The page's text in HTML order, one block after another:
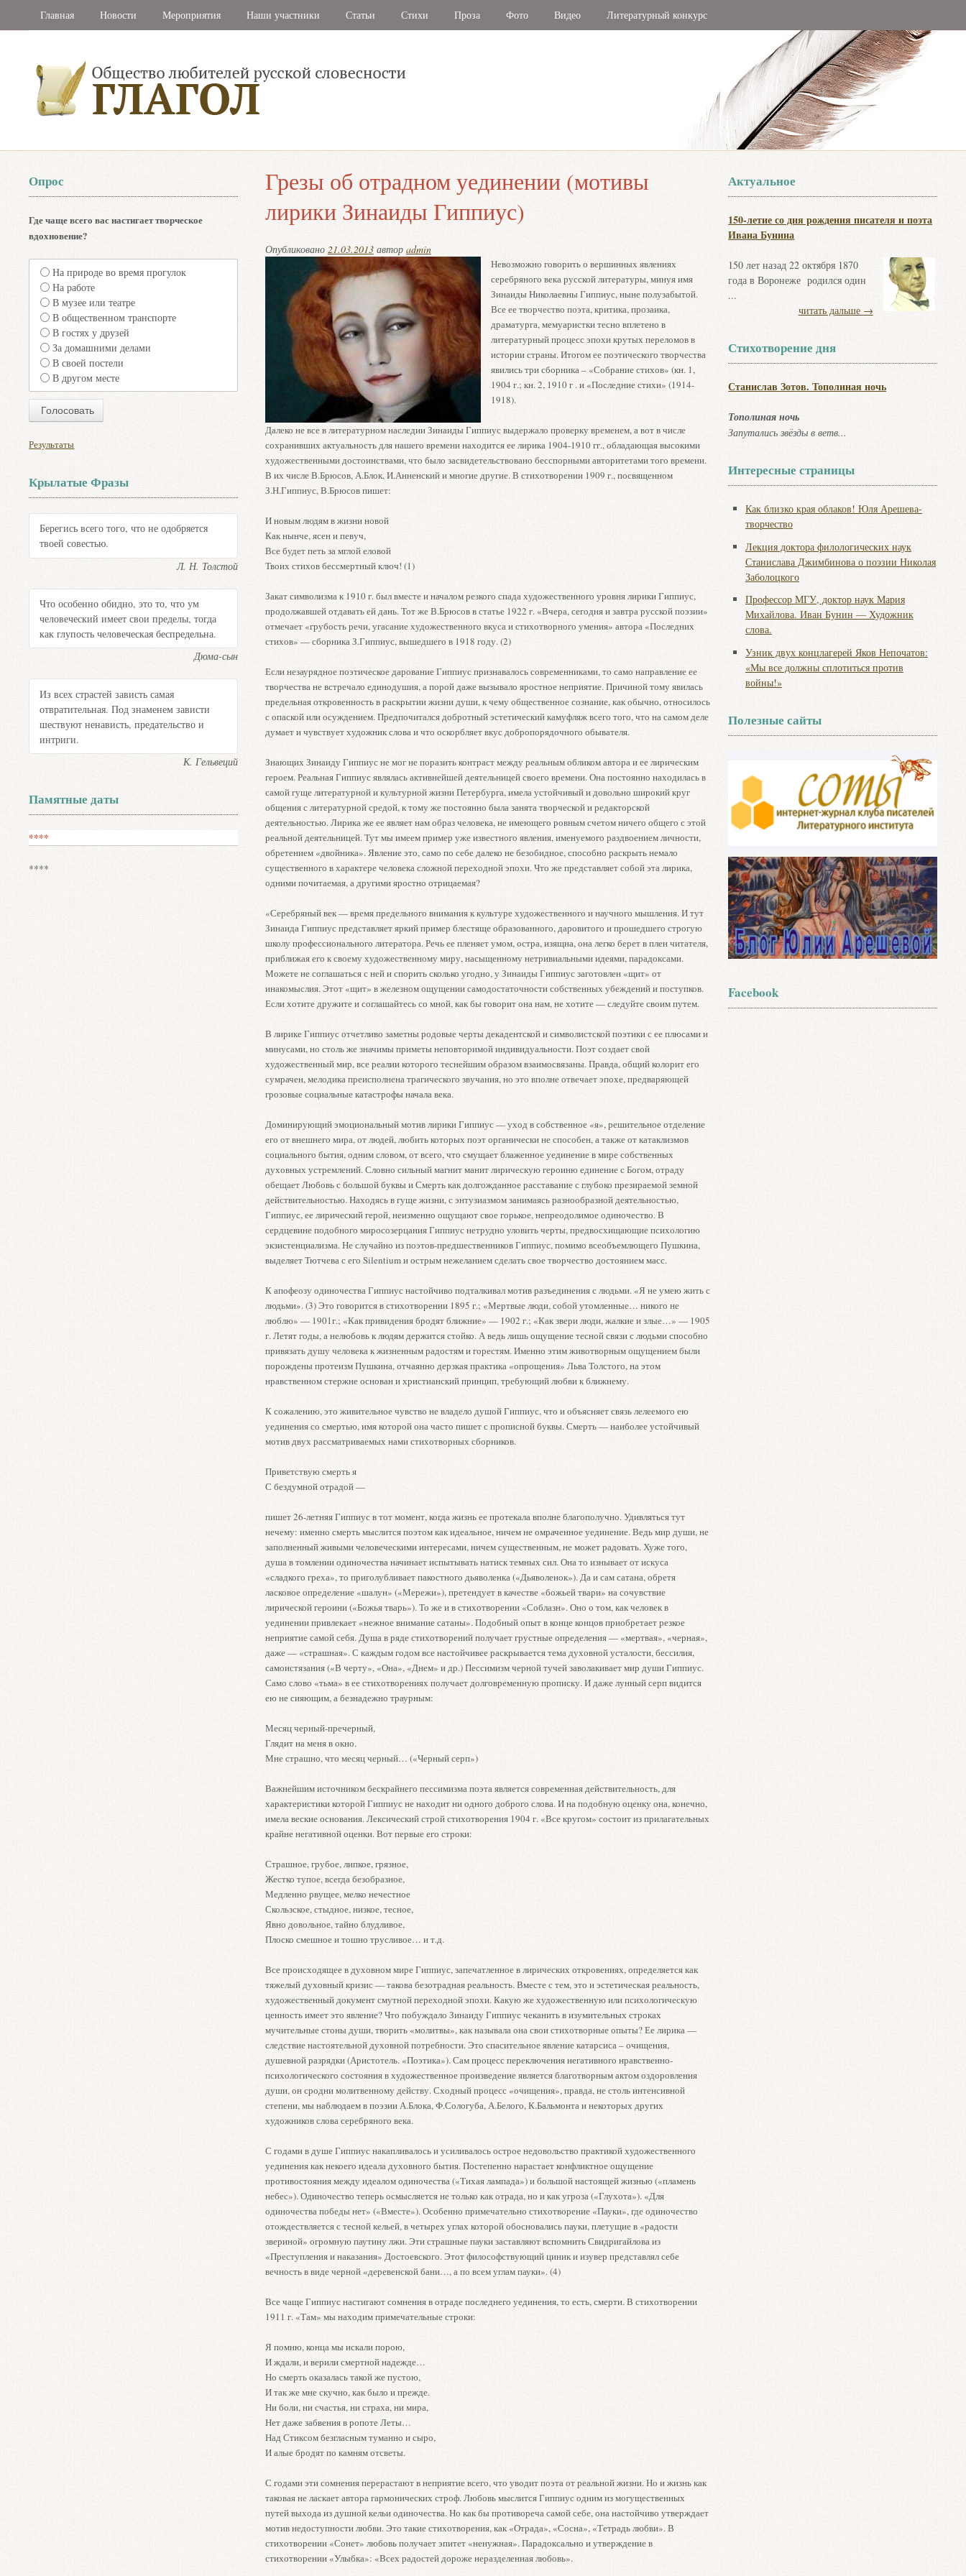
Главная Новости Мероприятия Наши участники Статьи Стихи Проза Фото Видео Литературный конкурс
Грезы об отрадном уединении (мотивы
лирики Зинаиды Гиппиус)
Опубликовано 21.03.2013автор admin
Невозможно говорить о вершинных явлениях
серебряного века русской литературы, минуя имя
Зинаиды Николаевны Гиппиус, ныне полузабытой.
Все ее творчество поэта, критика, прозаика,
драматурга, мемуаристки тесно вплетено в
литературный процесс эпохи крутых переломов в
истории страны. Итогом ее поэтического творчества
явились три сборника – «Собрание стихов» (кн. 1,
1904 г.; кн. 2, 1910 г . и «Последние стихи» (1914-
1918).
Далеко не все в литературном наследии Зинаиды Гиппиус выдержало проверку временем, а вот в числе
сохранивших актуальность для нашего времени находится ее лирика 1904-1910 гг., обладающая высокими
художественными достоинствами, что было засвидетельствовано бесспорными авторитетами того времени.
В их числе В.Брюсов, А.Блок, И.Анненский и многие другие. В стихотворении 1909 г., посвященном
З.Н.Гиппиус, В.Брюсов пишет:
И новым людям в жизни новой
Как нынче, ясен и певуч,
Все будет петь за мглой еловой
Твоих стихов бессмертный ключ! (1)
Закат символизма к 1910 г. был вместе и началом резкого спада художественного уровня лирики Гиппиус,
продолжавшей отдавать ей дань. Тот же В.Брюсов в статье 1922 г. «Вчера, сегодня и завтра русской поэзии»
отмечает «грубость речи, угасание художественного вкуса и стихотворного умения» автора «Последних
стихов» — сборника З.Гиппиус, вышедшего в 1918 году. (2)
Если незаурядное поэтическое дарование Гиппиус признавалось современниками, то само направление ее
творчества не встречало единодушия, а порой даже вызывало яростное неприятие. Причиной тому явилась
предельная откровенность в раскрытии жизни души, к чему общественное сознание, как обычно, относилось
с опаской или осуждением. Предпочитался добротный эстетический камуфляж всего того, что на самом деле
думает и чувствует художник слова и что оскорбляет вкус добропорядочного обывателя.
Знающих Зинаиду Гиппиус не мог не поразить контраст между реальным обликом автора и ее лирическим
героем. Реальная Гиппиус являлась активнейшей деятельницей своего времени. Она постоянно находилась в
самой гуще литературной и культурной жизни Петербурга, имела устойчивый и довольно широкий круг
общения с литературной средой, к тому же постоянно была занята творческой и редакторской
деятельностью. Лирика же ее являет нам образ человека, не имеющего ровным счетом ничего общего с этой
реальной деятельницей. Тут мы имеем пример уже известного явления, именуемого раздвоением личности,
обретением «двойника». Явление это, само по себе далеко не безобидное, способно раскрыть немало
существенного в характере человека сложной переходной эпохи. Что же представляет собой эта лирика,
одними почитаемая, а другими яростно отрицаемая?
«Серебряный век — время предельного внимания к культуре художественного и научного мышления. И тут
Зинаида Гиппиус представляет яркий пример блестяще образованного, даровитого и прошедшего строгую
школу профессионального литератора. Речь ее пленяет умом, остра, изящна, она легко берет в плен читателя,
приближая его к своему художественному миру, насыщенному нетривиальными идеями, парадоксами.
Можете не соглашаться с ней и спорить сколько угодно, у Зинаиды Гиппиус заготовлен «щит» от
инакомыслия. Этот «щит» в железном ощущении самодостаточности собственных убеждений и поступков.
Если хотите дружите и соглашайтесь со мной, как бы говорит она нам, не хотите — следуйте своим путем.
В лирике Гиппиус отчетливо заметны родовые черты декадентской и символистской поэтики с ее плюсами и
минусами, но столь же значимы приметы неповторимой индивидуальности. Поэт создает свой
художественный мир, все реалии которого теснейшим образом взаимосвязаны. Правда, общий колорит его
сумрачен, мелодика преисполнена трагического звучания, но это вполне отвечает эпохе, предваряющей
грозовые социальные катастрофы начала века.
Доминирующий эмоциональный мотив лирики Гиппиус — уход в собственное «я», решительное отделение
его от внешнего мира, от людей, любить которых поэт органически не способен, а также от катаклизмов
социального бытия, одним словом, от всего, что смущает блаженное уединение в мире собственных
духовных устремлений. Словно сильный магнит манит лирическую героиню единение с Богом, отраду
обещает Любовь с большой буквы и Смерть как долгожданное расставание с глубоко презираемой земной
действительностью. Находясь в гуще жизни, с энтузиазмом занимаясь разнообразной деятельностью,
Гиппиус, ее лирический герой, неизменно ощущают свое горькое, непреодолимое одиночество. В
сердцевине подобного миросозерцания Гиппиус нетрудно уловить черты, предвосхищающие психологию
экзистенциализма. Не случайно из поэтов-предшественников Гиппиус, помимо всеобъемлющего Пушкина,
выделяет Тютчева с его Silentium и острым нежеланием сделать свое творчество достоянием масс.
К апофеозу одиночества Гиппиус настойчиво подталкивал мотив разъединения с людьми. «Я не умею жить с
людьми». (3) Это говорится в стихотворении 1895 г.; «Мертвые люди, собой утомленные… никого не
люблю» — 1901г.; «Как привидения бродят ближние» — 1902 г.; «Как звери люди, жалкие и злые…» — 1905
г. Летят годы, а нелюбовь к людям держится стойко. А ведь лишь ощущение тесной связи с людьми способно
привязать душу человека к жизненным радостям и горестям. Именно этим животворным ощущением были
порождены протеизм Пушкина, отчаянно дерзкая практика «опрощения» Льва Толстого, на этом
нравственном стержне основан и христианский принцип, требующий любви к ближнему.
К сожалению, это живительное чувство не владело душой Гиппиус, что и объясняет связь лелеемого ею
уединения со смертью, имя которой она часто пишет с прописной буквы. Смерть — наиболее устойчивый
мотив двух рассматриваемых нами стихотворных сборников.
Приветствую смерть я
С бездумной отрадой —
пишет 26-летняя Гиппиус в тот момент, когда жизнь ее протекала вполне благополучно. Удивляться тут
нечему: именно смерть мыслится поэтом как идеальное, ничем не омраченное уединение. Ведь мир души, не
заполненный живыми человеческими интересами, ничем существенным, не может радовать. Хуже того,
душа в томлении одиночества начинает испытывать натиск темных сил. Она то изнывает от искуса
«сладкого греха», то приголубливает пакостного дьяволенка («Дьяволенок»). Да и сам сатана, обретя
ласковое определение «шалун» («Мережи»), претендует в качестве «божьей твари» на сочувствие
лирической героини («Божья тварь»). То же и в стихотворении «Соблазн». Оно о том, как человек в
уединении привлекает «нежное внимание сатаны». Подобный опыт в конце концов приобретает резкое
неприятие самой себя. Душа в ряде стихотворений получает грустные определения — «мертвая», «черная»,
даже — «страшная». С каждым годом все настойчивее раскрывается тема духовной усталости, бессилия,
самоистязания («В черту», «Она», «Днем» и др.) Пессимизм черной тучей заволакивает мир души Гиппиус.
Само слово «тьма» в ее стихотворениях получает долговременную прописку. И даже лунный серп видится
ею не сияющим, а безнадежно траурным:
Месяц черный-пречерный,
Глядит на меня в окно.
Мне страшно, что месяц черный… («Черный серп»)
Важнейшим источником бескрайнего пессимизма поэта является современная действительность, для
характеристики которой Гиппиус не находит ни одного доброго слова. И на подобную оценку она, конечно,
имела веские основания. Лексический строй стихотворения 1904 г. «Все кругом» состоит из прилагательных
крайне негативной оценки. Вот первые его строки:
Страшное, грубое, липкое, грязное,
Жестко тупое, всегда безобразное,
Медленно рвущее, мелко нечестное
Скользское, стыдное, низкое, тесное,
Явно довольное, тайно блудливое,
Плоско смешное и тошно трусливое… и т.д.
Все происходящее в духовном мире Гиппиус, запечатленное в лирических откровениях, определяется как
тяжелый духовный кризис — такова безотрадная реальность. Вместе с тем, это и эстетическая реальность,
художественный документ смутной переходной эпохи. Какую же художественную или психологическую
ценность имеет это явление? Что побуждало Зинаиду Гиппиус чеканить в изумительных строках
мучительные стоны души, творить «молитвы», как называла она свои стихотворные опыты? Ее лирика —
следствие настоятельной духовной потребности. Это спасительное явление катарсиса – очищения,
душевной разрядки (Аристотель. «Поэтика»). Сам процесс переключения негативного нравственно-
психологического состояния в художественное произведение является благотворным актом оздоровления
души, он сродни молитвенному действу. Сходный процесс «очищения», правда, не столь интенсивной
степени, мы наблюдаем в поэзии А.Блока, Ф.Сологуба, А.Белого, К.Бальмонта и некоторых других
художников слова серебряного века.
С годами в душе Гиппиус накапливалось и усиливалось острое недовольство практикой художественного
уединения как некоего идеала духовного бытия. Постепенно нарастает конфликтное ощущение
противостояния между идеалом одиночества («Тихая лампада») и большой настоящей жизнью («пламень
небес»). Одиночество теперь осмысляется не только как отрада, но и как угроза («Глухота»). «Для
одиночества победы нет» («Вместе»). Особенно примечательно стихотворение «Пауки», где одиночество
отождествляется с тесной кельей, в четырех углах которой обосновались пауки, плетущие в «радости
звериной» огромную паутину лжи. Эти страшные пауки заставляют вспомнить Свидригайлова из
«Преступления и наказания» Достоевского. Этот философствующий циник и изувер представлял себе
вечность в виде черной «деревенской бани…, а по всем углам пауки». (4)
Все чаще Гиппиус настигают сомнения в отраде последнего уединения, то есть, смерти. В стихотворении
1911 г. «Там» мы находим примечательные строки:
Я помню, конца мы искали порою,
И ждали, и верили смертной надежде…
Но смерть оказалась такой же пустою,
И так же мне скучно, как было и прежде.
Ни боли, ни счастья, ни страха, ни мира,
Нет даже забвения в ропоте Леты…
Над Стиксом безгласным туманно и сыро,
И алые бродят по камням отсветы.
С годами эти сомнения перерастают в неприятие всего, что уводит поэта от реальной жизни. Но и жизнь как
таковая не ласкает автора гармонических строф. Любовь мыслится Гиппиус одним из могущественных
путей выхода из душной кельи одиночества. Но как бы противореча самой себе, она настойчиво утверждает
мотив недоступности любви. Это такие стихотворения, как «Отрада», «Сосна», «Тетрадь любви». В
стихотворении «Сонет» любовь получает эпитет «ненужная». Парадоксально и утверждение в
стихотворении «Улыбка»: «Всех радостей дороже неразделенная любовь».
Актуальное
150-летие со дня рождения писателя и поэта
Ивана Бунина
150 лет назад 22 октября 1870
года в Воронеже родился один
...
читать дальше →
Стихотворение дня
Станислав Зотов. Тополиная ночь
Тополиная ночь
Запутались звёзды в ветв...
Интересные страницы
Как близко края облаков! Юля Арешева-
творчество
Лекция доктора филологических наук
Станислава Джимбинова о поэзии Николая
Заболоцкого
Профессор МГУ, доктор наук Мария
Михайлова. Иван Бунин — Художник
слова.
Узник двух концлагерей Яков Непочатов:
«Мы все должны сплотиться против
войны!»
Полезные сайты
Facebook
Опрос
Где чаще всего вас настигает творческое
вдохновение?
На природе во время прогулок
На работе
В музее или театре
В общественном транспорте
В гостях у друзей
За домашними делами
В своей постели
В другом месте
Результаты
Крылатые Фразы
Берегись всего того, что не одобряется
твоей совестью.
Л. Н. Толстой
Что особенно обидно, это то, что ум
человеческий имеет свои пределы, тогда
как глупость человеческая беспредельна.
Дюма-сын
Из всех страстей зависть самая
отвратительная. Под знаменем зависти
шествуют ненависть, предательство и
интриги.
К. Гельвеций
Памятные даты
****
****